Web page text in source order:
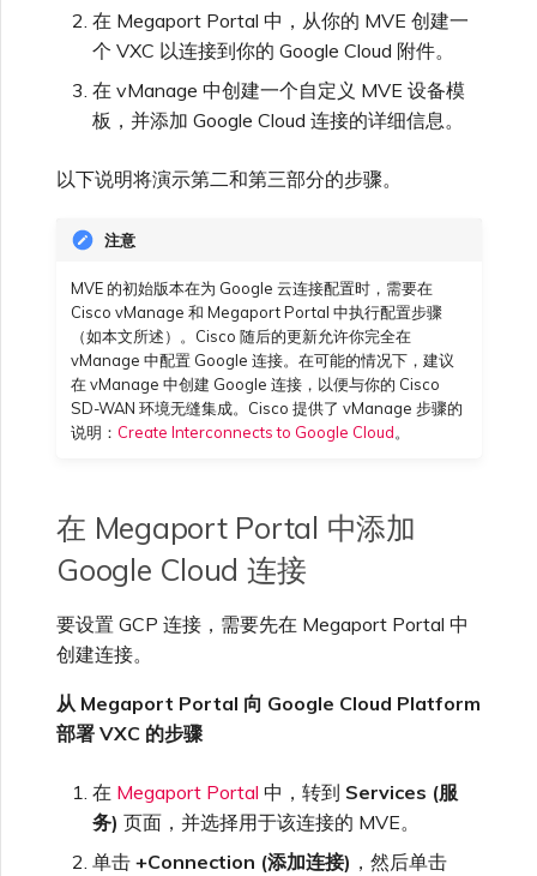
Salesforce Express
Wasabi
终止 MCR
Fortinet FortiGate
Peplink FusionHub
Versa SD-WAN
使用 MVE 控制台
MVE 常见问题
Megaport 授权书
客户注册与入驻
使用 API 创建 MCR VXC
VXC
从 MVE 创建到 AWS 的 VXC
从 MVE 创建到 Azure 的
从 MVE 创建到 Google 的
更改 IX 配置
设置 OpenMetrics 服务监控
客户安全责任
X-Auth Token 弃用常见问题
API 弃用常见问题
单点登录（SSO）功能与使
用说明
故障排查后续步骤
提供调试信息以加快支持响应
在 Megaport Portal 中，从你的 MVE 创建一
个 VXC 以连接到你的 Google Cloud 附件。
在 vManage 中创建一个自定义 MVE 设备模
板，并添加 Google Cloud 连接的详细信息。
以下说明将演示第二和第三部分的步骤。
注意
MVE 的初始版本在为 Google 云连接配置时，需要在
Cisco vManage 和 Megaport Portal 中执行配置步骤
（如本文所述）。Cisco 随后的更新允许你完全在
vManage 中配置 Google 连接。在可能的情况下，建议
在 vManage 中创建 Google 连接，以便与你的 Cisco
SD-WAN 环境无缝集成。Cisco 提供了 vManage 步骤的
说明： Create Interconnects to Google Cloud。
在 Megaport Portal 中添加
Google Cloud 连接
要设置 GCP 连接，需要先在 Megaport Portal 中
创建连接。
从 Megaport Portal 向 Google Cloud Platform
部署 VXC 的步骤
在 Megaport Portal 中，转到 Services (服
务) 页面，并选择用于该连接的 MVE。
单击 +Connection (添加连接) ，然后单击